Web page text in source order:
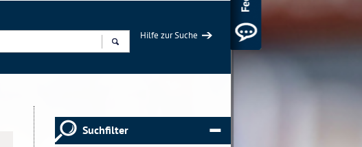
Hilfe zur Suche
Suchfilter